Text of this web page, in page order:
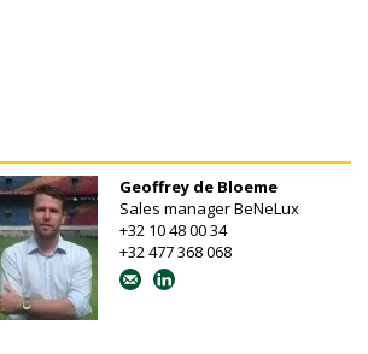
Geoffrey de Bloeme
Sales manager BeNeLux
+32 10 48 00 34
+32 477 368 068